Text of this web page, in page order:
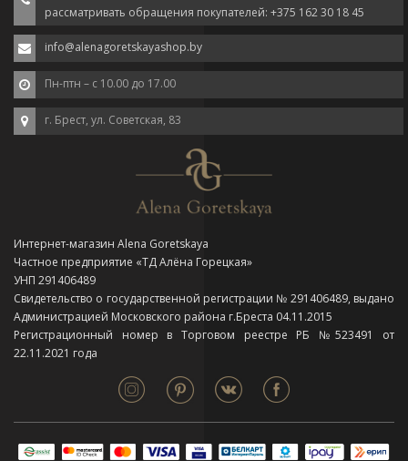
рассматривать обращения покупателей: +375 162 30 18 45
info@alenagoretskayashop.by
Пн-птн – с 10.00 до 17.00
г. Брест, ул. Советская, 83
Интернет-магазин Alena Goretskaya
Частное предприятие «ТД Алёна Горецкая»
УНП 291406489
Свидетельство о государственной регистрации № 291406489, выдано
Администрацией Московского района г.Бреста 04.11.2015
Регистрационный номер в Торговом реестре РБ №523491 от
22.11.2021 года